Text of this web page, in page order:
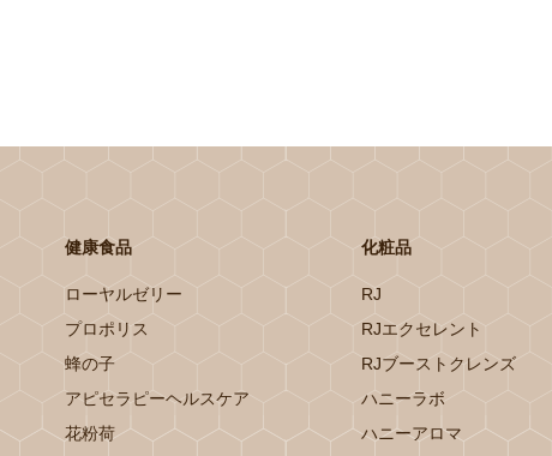
健康食品
ローヤルゼリー
プロポリス
蜂の子
アピセラピーヘルスケア
花粉荷
化粧品
RJ
RJエクセレント
RJブーストクレンズ
ハニーラボ
ハニーアロマ